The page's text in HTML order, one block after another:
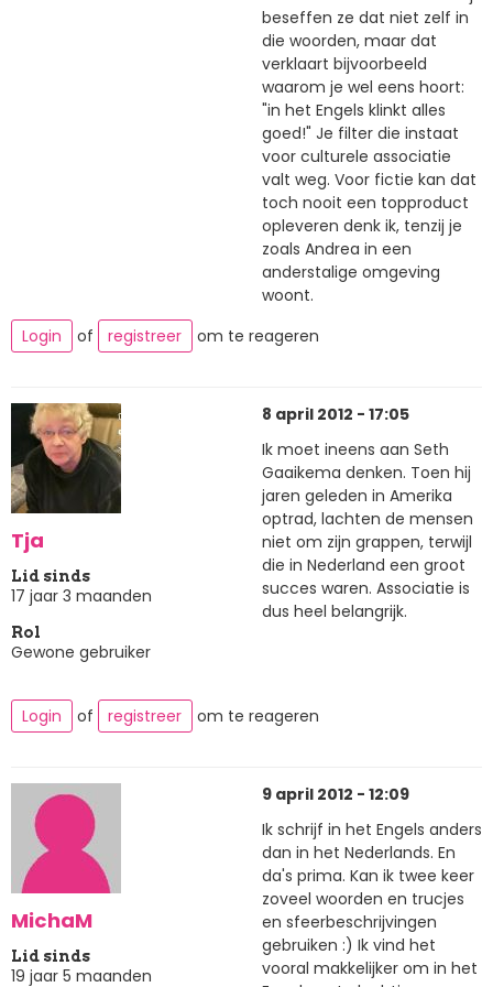
beseffen ze dat niet zelf in
die woorden, maar dat
verklaart bijvoorbeeld
waarom je wel eens hoort:
"in het Engels klinkt alles
goed!" Je filter die instaat
voor culturele associatie
valt weg. Voor fictie kan dat
toch nooit een topproduct
opleveren denk ik, tenzij je
zoals Andrea in een
anderstalige omgeving
woont.
Login
of registreer om te reageren
Tja
Lid sinds
17 jaar 3 maanden
Rol
Gewone gebruiker
8 april 2012 - 17:05
Ik moet ineens aan Seth
Gaaikema denken. Toen hij
jaren geleden in Amerika
optrad, lachten de mensen
niet om zijn grappen, terwijl
die in Nederland een groot
succes waren. Associatie is
dus heel belangrijk.
Login of registreer om te reageren
MichaM
Lid sinds
19 jaar 5 maanden
9 april 2012 - 12:09
Ik schrijf in het Engels anders
dan in het Nederlands. En
da's prima. Kan ik twee keer
zoveel woorden en trucjes
en sfeerbeschrijvingen
gebruiken :) Ik vind het
vooral makkelijker om in het